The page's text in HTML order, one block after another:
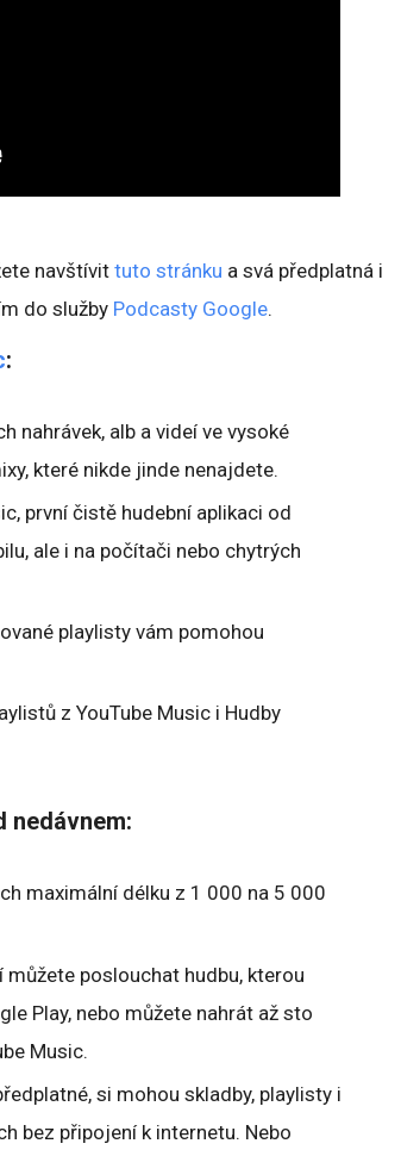
navštívit tuto stránku a svá předplatná i
do služby Podcasty Google.
:
nahrávek, alb a videí ve vysoké
které nikde jinde nenajdete.
první čistě hudební aplikaci od
ale i na počítači nebo chytrých
playlisty vám pomohou
z YouTube Music i Hudby
nedávnem:
maximální délku z 1 000 na 5 000
můžete poslouchat hudbu, kterou
Play, nebo můžete nahrát až sto
Music.
si mohou skladby, playlisty i
bez připojení k internetu. Nebo